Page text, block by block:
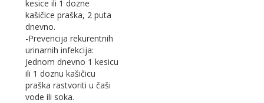
kesice ili 1 dozne
kašičice praška, 2 puta
dnevno.
-Prevencija rekurentnih
urinarnih infekcija:
Jednom dnevno 1 kesicu
ili 1 doznu kašičicu
praška rastvoriti u čaši
vode ili soka.